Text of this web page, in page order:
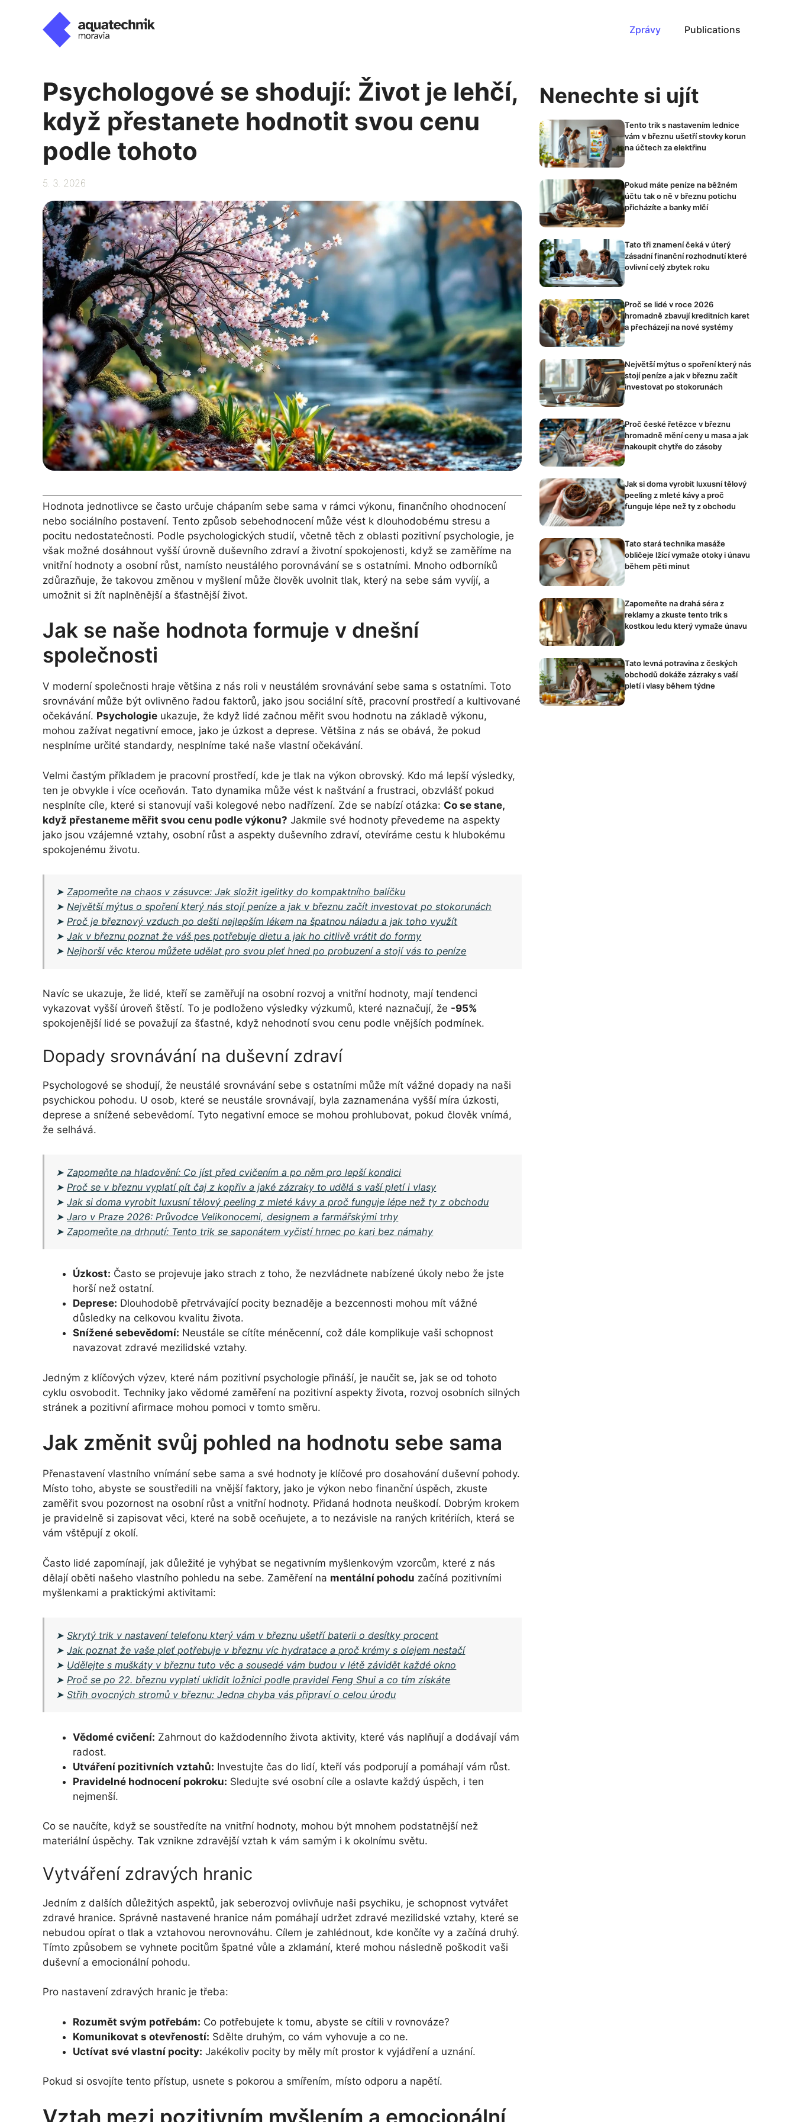
Zprávy Publications
Psychologové se shodují: Život je lehčí,
když přestanete hodnotit svou cenu
podle tohoto
5. 3. 2026
Hodnota jednotlivce se často určuje chápaním sebe sama v rámci výkonu, finančního ohodnocení
nebo sociálního postavení. Tento způsob sebehodnocení může vést k dlouhodobému stresu a
pocitu nedostatečnosti. Podle psychologických studií, včetně těch z oblasti pozitivní psychologie, je
však možné dosáhnout vyšší úrovně duševního zdraví a životní spokojenosti, když se zaměříme na
vnitřní hodnoty a osobní růst, namísto neustálého porovnávání se s ostatními. Mnoho odborníků
zdůrazňuje, že takovou změnou v myšlení může člověk uvolnit tlak, který na sebe sám vyvíjí, a
umožnit si žít naplněnější a šťastnější život.
Jak se naše hodnota formuje v dnešní
společnosti
V moderní společnosti hraje většina z nás roli v neustálém srovnávání sebe sama s ostatními. Toto
srovnávání může být ovlivněno řadou faktorů, jako jsou sociální sítě, pracovní prostředí a kultivované
očekávání. Psychologie ukazuje, že když lidé začnou měřit svou hodnotu na základě výkonu,
mohou zažívat negativní emoce, jako je úzkost a deprese. Většina z nás se obává, že pokud
nesplníme určité standardy, nesplníme také naše vlastní očekávání.
Velmi častým příkladem je pracovní prostředí, kde je tlak na výkon obrovský. Kdo má lepší výsledky,
ten je obvykle i více oceňován. Tato dynamika může vést k naštvání a frustraci, obzvlášť pokud
nesplníte cíle, které si stanovují vaši kolegové nebo nadřízení. Zde se nabízí otázka: Co se stane,
když přestaneme měřit svou cenu podle výkonu? Jakmile své hodnoty převedeme na aspekty
jako jsou vzájemné vztahy, osobní růst a aspekty duševního zdraví, otevíráme cestu k hlubokému
spokojenému životu.
➤Zapomeňte na chaos v zásuvce: Jak složit igelitky do kompaktního balíčku
➤Největší mýtus o spoření který nás stojí peníze a jak v březnu začít investovat po stokorunách
➤Proč je březnový vzduch po dešti nejlepším lékem na špatnou náladu a jak toho využít
➤Jak v březnu poznat že váš pes potřebuje dietu a jak ho citlivě vrátit do formy
➤Nejhorší věc kterou můžete udělat pro svou pleť hned po probuzení a stojí vás to peníze
Navíc se ukazuje, že lidé, kteří se zaměřují na osobní rozvoj a vnitřní hodnoty, mají tendenci
vykazovat vyšší úroveň štěstí. To je podloženo výsledky výzkumů, které naznačují, že -95%
spokojenější lidé se považují za šťastné, když nehodnotí svou cenu podle vnějších podmínek.
Dopady srovnávání na duševní zdraví
Psychologové se shodují, že neustálé srovnávání sebe s ostatními může mít vážné dopady na naši
psychickou pohodu. U osob, které se neustále srovnávají, byla zaznamenána vyšší míra úzkosti,
deprese a snížené sebevědomí. Tyto negativní emoce se mohou prohlubovat, pokud člověk vnímá,
že selhává.
➤Zapomeňte na hladovění: Co jíst před cvičením a po něm pro lepší kondici
➤ Proč se v březnu vyplatí pít čaj z kopřiv a jaké zázraky to udělá s vaší pletí i vlasy
➤Jak si doma vyrobit luxusní tělový peeling z mleté kávy a proč funguje lépe než ty z obchodu
➤Jaro v Praze 2026: Průvodce Velikonocemi, designem a farmářskými trhy
➤Zapomeňte na drhnutí: Tento trik se saponátem vyčistí hrnec po kari bez námahy
Úzkost: Často se projevuje jako strach z toho, že nezvládnete nabízené úkoly nebo že jste
horší než ostatní.
Deprese: Dlouhodobě přetrvávající pocity beznaděje a bezcennosti mohou mít vážné
důsledky na celkovou kvalitu života.
Snížené sebevědomí: Neustále se cítíte méněcenní, což dále komplikuje vaši schopnost
navazovat zdravé mezilidské vztahy.
Jedným z klíčových výzev, které nám pozitivní psychologie přináší, je naučit se, jak se od tohoto
cyklu osvobodit. Techniky jako vědomé zaměření na pozitivní aspekty života, rozvoj osobních silných
stránek a pozitivní afirmace mohou pomoci v tomto směru.
Jak změnit svůj pohled na hodnotu sebe sama
Přenastavení vlastního vnímání sebe sama a své hodnoty je klíčové pro dosahování duševní pohody.
Místo toho, abyste se soustředili na vnější faktory, jako je výkon nebo finanční úspěch, zkuste
zaměřit svou pozornost na osobní růst a vnitřní hodnoty. Přidaná hodnota neuškodí. Dobrým krokem
je pravidelně si zapisovat věci, které na sobě oceňujete, a to nezávisle na raných kritériích, která se
vám vštěpují z okolí.
Často lidé zapomínají, jak důležité je vyhýbat se negativním myšlenkovým vzorcům, které z nás
dělají oběti našeho vlastního pohledu na sebe. Zaměření na mentální pohodu začíná pozitivními
myšlenkami a praktickými aktivitami:
➤Skrytý trik v nastavení telefonu který vám v březnu ušetří baterii o desítky procent
➤Jak poznat že vaše pleť potřebuje v březnu víc hydratace a proč krémy s olejem nestačí
➤ Udělejte s muškáty v březnu tuto věc a sousedé vám budou v létě závidět každé okno
➤ Proč se po 22. březnu vyplatí uklidit ložnici podle pravidel Feng Shui a co tím získáte
➤Střih ovocných stromů v březnu: Jedna chyba vás připraví o celou úrodu
Vědomé cvičení: Zahrnout do každodenního života aktivity, které vás naplňují a dodávají vám
radost.
Utváření pozitivních vztahů: Investujte čas do lidí, kteří vás podporují a pomáhají vám růst.
Pravidelné hodnocení pokroku: Sledujte své osobní cíle a oslavte každý úspěch, i ten
nejmenší.
Co se naučíte, když se soustředíte na vnitřní hodnoty, mohou být mnohem podstatnější než
materiální úspěchy. Tak vznikne zdravější vztah k vám samým i k okolnímu světu.
Vytváření zdravých hranic
Jedním z dalších důležitých aspektů, jak seberozvoj ovlivňuje naši psychiku, je schopnost vytvářet
zdravé hranice. Správně nastavené hranice nám pomáhají udržet zdravé mezilidské vztahy, které se
nebudou opírat o tlak a vztahovou nerovnováhu. Cílem je zahlédnout, kde končíte vy a začíná druhý.
Tímto způsobem se vyhnete pocitům špatné vůle a zklamání, které mohou následně poškodit vaši
duševní a emocionální pohodu.
Pro nastavení zdravých hranic je třeba:
Rozumět svým potřebám: Co potřebujete k tomu, abyste se cítili v rovnováze?
Komunikovat s otevřeností: Sdělte druhým, co vám vyhovuje a co ne.
Uctívat své vlastní pocity: Jakékoliv pocity by měly mít prostor k vyjádření a uznání.
Pokud si osvojíte tento přístup, usnete s pokorou a smířením, místo odporu a napětí.
Vztah mezi pozitivním myšlením a emocionální
Nenechte si ujít
Tento trik s nastavením lednice
vám v březnu ušetří stovky korun
na účtech za elektřinu
Pokud máte peníze na běžném
účtu tak o ně v březnu potichu
přicházíte a banky mlčí
Tato tři znamení čeká v úterý
zásadní finanční rozhodnutí které
ovlivní celý zbytek roku
Proč se lidé v roce 2026
hromadně zbavují kreditních karet
a přecházejí na nové systémy
Největší mýtus o spoření který nás
stojí peníze a jak v březnu začít
investovat po stokorunách
Proč české řetězce v březnu
hromadně mění ceny u masa a jak
nakoupit chytře do zásoby
Jak si doma vyrobit luxusní tělový
peeling z mleté kávy a proč
funguje lépe než ty z obchodu
Tato stará technika masáže
obličeje lžící vymaže otoky i únavu
během pěti minut
Zapomeňte na drahá séra z
reklamy a zkuste tento trik s
kostkou ledu který vymaže únavu
Tato levná potravina z českých
obchodů dokáže zázraky s vaší
pletí i vlasy během týdne